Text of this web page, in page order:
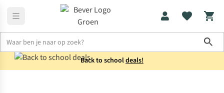
Back to schooldeals!